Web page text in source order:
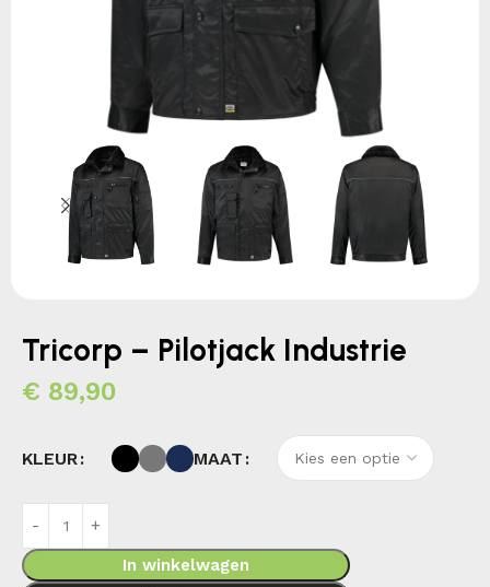
Tricorp – Pilotjack Industrie
€ 89,90
KLEUR MAAT
In winkelwagen